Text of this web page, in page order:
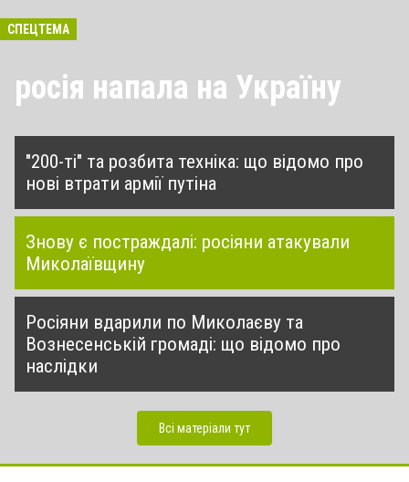
СПЕЦТЕМА
росія напала на Україну
"200-ті" та розбита техніка: що відомо про
нові втрати армії путіна
Знову є постраждалі: росіяни атакували
Миколаївщину
Росіяни вдарили по Миколаєву та
Вознесенській громаді: що відомо про
наслідки
Всі матеріали тут